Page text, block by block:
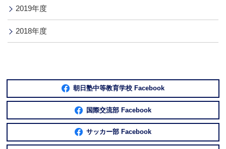
2019年度
2018年度
朝日塾中等教育学校 Facebook
国際交流部 Facebook
サッカー部 Facebook